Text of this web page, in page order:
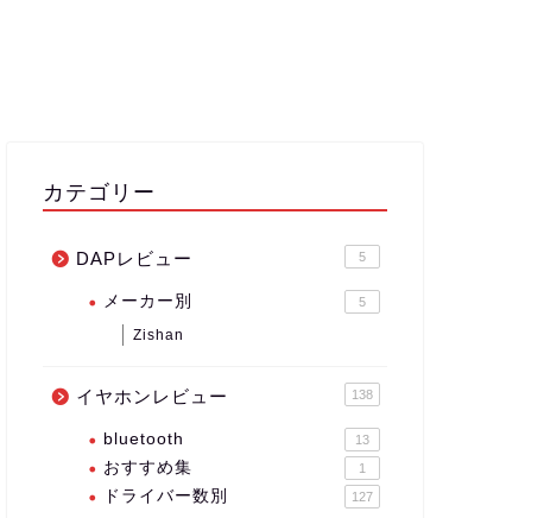
カテゴリー
DAPレビュー 5
メーカー別 5
Zishan
イヤホンレビュー 138
bluetooth 13
おすすめ集 1
ドライバー数別 127